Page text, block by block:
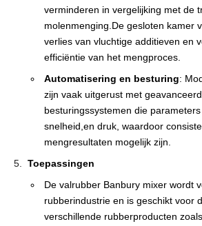
verminderen in vergelijking met de
molenmenging.De gesloten kamer
verlies van vluchtige additieven en
efficiëntie van het mengproces.
Automatisering en besturing:
zijn vaak uitgerust met
besturingssystemen die
snelheid,en druk, waardoor
mengresultaten mogelijk zijn.
Toepassingen
De valrubber Banbury mixer wordt
rubberindustrie en is geschikt voor
verschillende rubberproducten